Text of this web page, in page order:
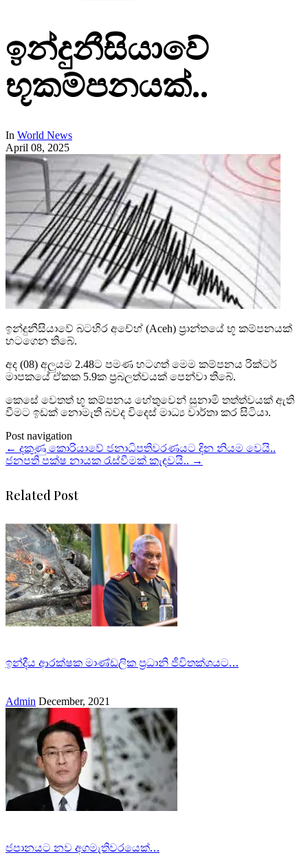
ඉන්දුනීසියාවේ
භූකම්පනයක්..
In World News
April 08, 2025
ඉන්දුනීසියාවේ බටහිර අචේහ් (Aceh) ප්‍රාන්තයේ භූ කම්පනයක්
හටගෙන තිබේ.
අද (08) අලුයම 2.48ට පමණ හටගත් මෙම කම්පනය රික්ටර්
මාපකයේ ඒකක 5.9ක ප්‍රබලත්වයක් පෙන්වා තිබේ.
කෙසේ වෙතත් භූ කම්පනය හේතුවෙන් සුනාමි තත්ත්වයක් ඇති
වීමට ඉඩක් නොමැති බවද විදෙස් මාධ්‍ය වාර්තා කර සිටියා.
Post navigation
← දකුණු කොරියාවේ ජනාධිපතිවරණයට දින නියම වෙයි..
ජනපති පක්ෂ නායක රැස්වීමක් කැඳවයි.. →
Related Post
ඉන්දීය ආරක්ෂක මාණ්ඩලික ප්‍රධානි ජීවිතක්ශයට…
Admin December, 2021
ජපානයට නව අගමැතිවරයෙක්…